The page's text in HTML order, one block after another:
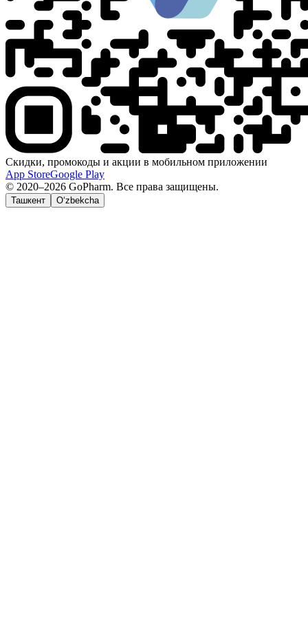
Скидки, промокоды и акции в мобильном приложении
App StoreGoogle Play
© 2020–2026 GoPharm. Все права защищены.
Ташкент O‘zbekcha